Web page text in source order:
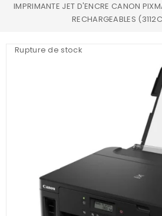
IMPRIMANTE JET D'ENCRE CANON
RECHARGEABLES
Rupture de stock